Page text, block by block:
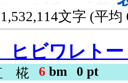
いる話＋「苔
になった題名
話よりも、日
と思います。
文字 (平均
ヒビワレト
椛 6 bm 0 pt